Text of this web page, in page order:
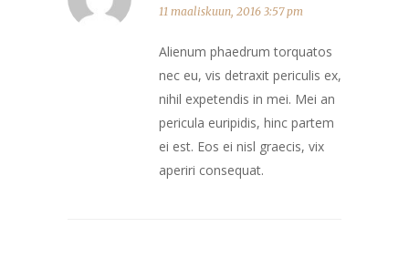
11 maaliskuun, 2016 3:57 pm
Alienum phaedrum torquatos
nec eu, vis detraxit periculis ex,
nihil expetendis in mei. Mei an
pericula euripidis, hinc partem
ei est. Eos ei nisl graecis, vix
aperiri consequat.